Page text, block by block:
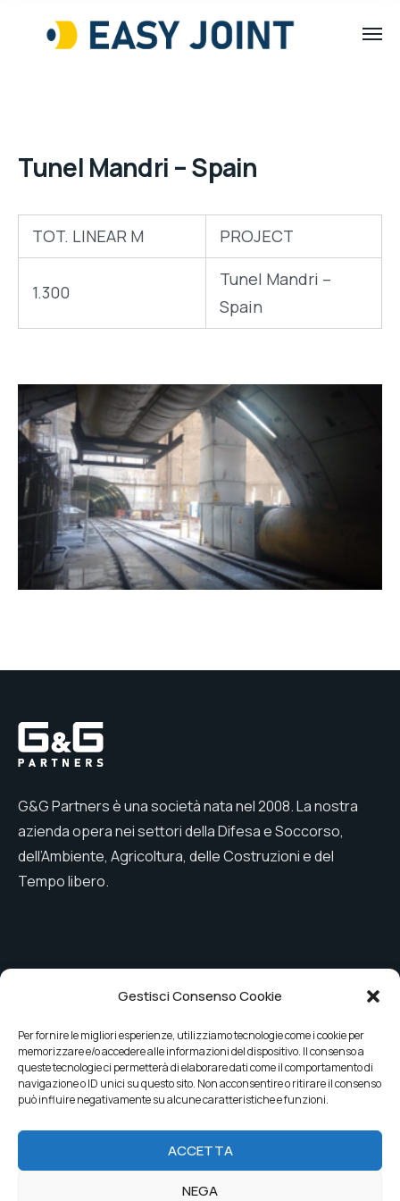
Gestisci Consenso Cookie
Per fornire le migliori esperienze, utilizziamo tecnologie come i cookie per
memorizzare e/o accedere alle informazioni del dispositivo. Il consenso a
queste tecnologie ci permetterà di elaborare dati come il comportamento di
navigazione o ID unici su questo sito. Non acconsentire o ritirare il consenso
può influire negativamente su alcune caratteristiche e funzioni.
ACCETTA
NEGA
Tunel Mandri – Spain
TOT. LINEAR M PROJECT
1.300
Tunel Mandri –
Spain
G&G Partners è una società nata nel 2008. La nostra
azienda opera nei settori della Difesa e Soccorso,
dell’Ambiente, Agricoltura, delle Costruzioni e del
Tempo libero.
Condotte di
ventilazione
Sistemi di giunzione
News
Contatti
2023 G&G Partners. Tutti i diritti riservati.